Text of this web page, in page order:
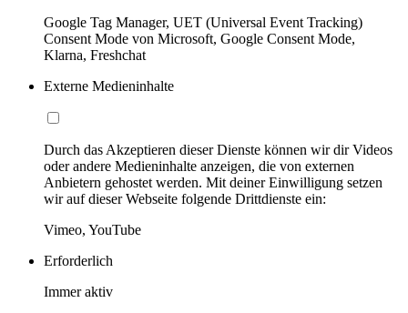
Google Tag Manager, UET (Universal Event Tracking)
Consent Mode von Microsoft, Google Consent Mode,
Klarna, Freshchat
Externe Medieninhalte
Durch das Akzeptieren dieser Dienste können wir dir Videos
oder andere Medieninhalte anzeigen, die von externen
Anbietern gehostet werden. Mit deiner Einwilligung setzen
wir auf dieser Webseite folgende Drittdienste ein:
Vimeo, YouTube
Erforderlich
Immer aktiv